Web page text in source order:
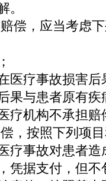
。
，应当考虑下
疗事故损害后
与患者原有疾
机构不承担赔
按照下列项目
事故对患者造
凭据支付，但